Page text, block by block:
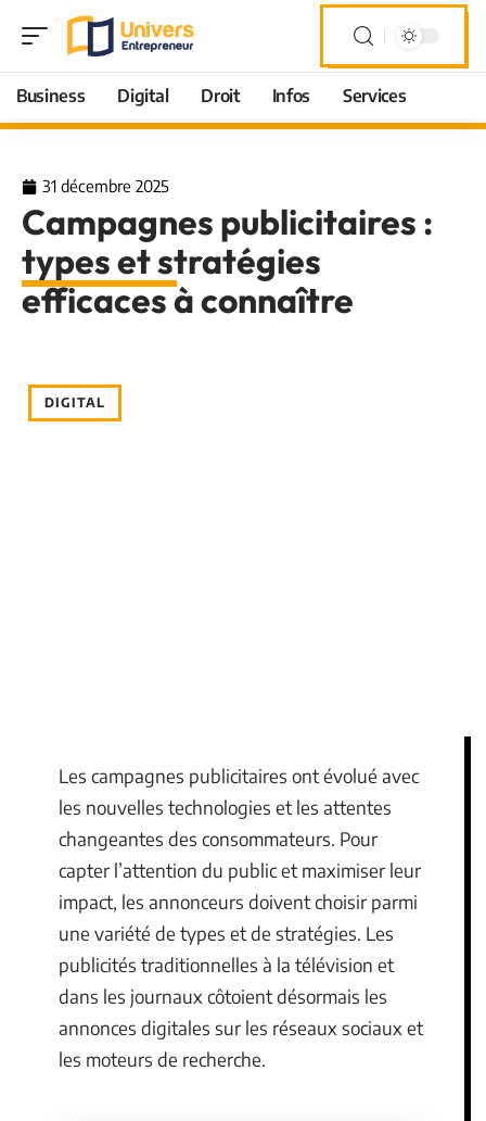
Business Digital Droit Infos Services
31 décembre 2025
Campagnes publicitaires :
types et stratégies
efficaces à connaître
DIGITAL
Les campagnes publicitaires ont évolué avec
les nouvelles technologies et les attentes
changeantes des consommateurs. Pour
capter l’attention du public et maximiser leur
impact, les annonceurs doivent choisir parmi
une variété de types et de stratégies. Les
publicités traditionnelles à la télévision et
dans les journaux côtoient désormais les
annonces digitales sur les réseaux sociaux et
les moteurs de recherche.